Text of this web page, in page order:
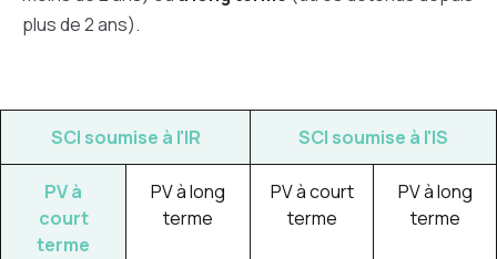
plus de 2 ans).
SCI soumise à l'IR SCI soumise à l'IS
PV à
court
terme
PV à long
terme
PV à court
terme
PV à long
terme